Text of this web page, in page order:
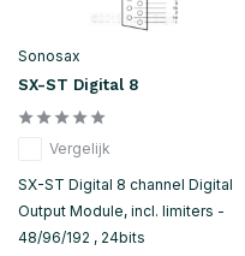
Sonosax
SX-ST Digital 8
Vergelijk
SX-ST Digital 8 channel Digital
Output Module, incl. limiters -
48/96/192 , 24bits